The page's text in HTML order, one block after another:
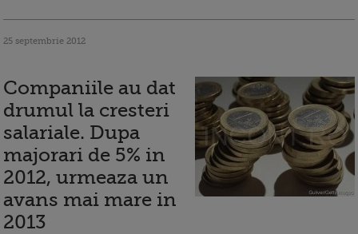
25 septembrie 2012
Companiile au dat
drumul la cresteri
salariale. Dupa
majorari de 5% in
2012, urmeaza un
avans mai mare in
2013